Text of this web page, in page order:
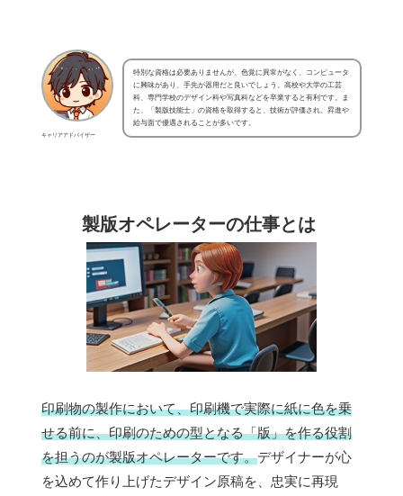
キャリアアドバイザー
特別な資格は必要ありませんが、色覚に異常がなく、コンピュータ
に興味があり、手先が器用だと良いでしょう。高校や大学の工芸
科、専門学校のデザイン科や写真科などを卒業すると有利です。ま
た、「製版技能士」の資格を取得すると、技術が評価され、昇進や
給与面で優遇されることが多いです。
製版オペレーターの仕事とは
印刷物の製作において、印刷機で実際に紙に色を乗
せる前に、印刷のための型となる「版」を作る役割
を担うのが製版オペレーターです。デザイナーが心
を込めて作り上げたデザイン原稿を、忠実に再現